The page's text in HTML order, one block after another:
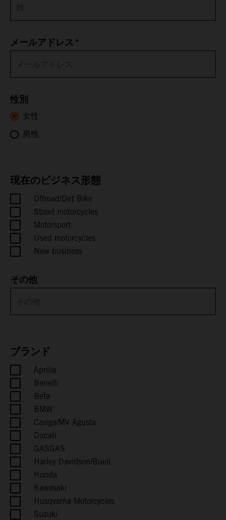
Benin
Bolivia
Bouvet Island
Brazil
British Indian Ocean Territory
Burkina Faso
Burundi
Cambodia
Cameroon
Canada
Cape Verde
Caribbean Netherlands
メールアドレス *
性別
女性
男性
現在のビジネス形態
Offroad/Dirt Bike
Street motorcycles
Motorsport
Used motorcycles
New business
その他
ブランド
Aprilia
Benelli
Beta
BMW
Caviga/MV Agusta
Ducati
GASGAS
Harley Davidson/Buell
Honda
Kawasaki
Husqvarna Motorcycles
Suzuki